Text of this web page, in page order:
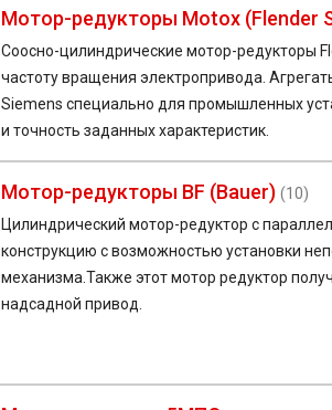
Мотор-редукторы Motox (Flender
Соосно-цилиндрические мотор-редукторы
частоту вращения электропривода.
Siemens специально для промышленных
и точность заданных характеристик.
Мотор-редукторы BF (Bauer) (10)
Цилиндрический мотор-редуктор с
конструкцию с возможностью установки
механизма.Также этот мотор редуктор
надсадной привод.